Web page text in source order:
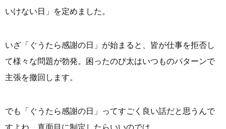
いけない日」を定めました。
いざ「ぐうたら感謝の日」が始まると、皆が仕事を拒否し
て様々な問題が勃発。困ったのび太はいつものパターンで
主張を撤回します。
でも「ぐうたら感謝の日」ってすごく良い話だと思うんで